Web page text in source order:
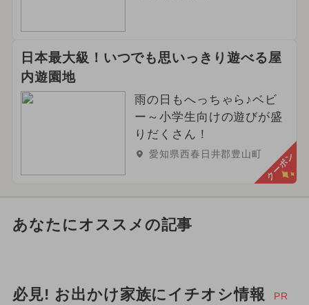
日本最大級！いつでも思いっきり遊べる屋
内遊園地
雨の日もへっちゃら♪ベビ
ー～小学生向けの遊びが盛
りだくさん！
愛知県西春日井郡豊山町 クーポン
あなたにオススメの記事
必見! お出かけ家族にイチオシ情報 PR